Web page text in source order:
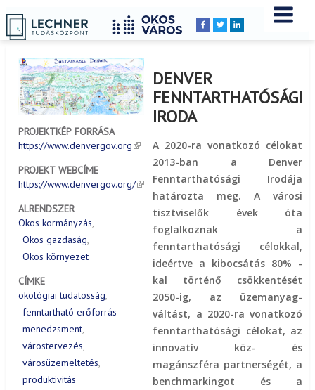
Breadcrumbs
YOU
ARE
HERE:
Címlap Peldatar
PROJEKTKÉP FORRÁSA
https://www.denvergov.org
PROJEKT WEBCÍME
https://www.denvergov.org/
ALRENDSZER
Okos kormányzás
Okos gazdaság
Okos környezet
CÍMKE
ökológiai tudatosság
fenntartható erőforrás-
menedzsment
várostervezés
városüzemeltetés
produktivitás
DENVER
FENNTARTHATÓSÁGI
IRODA
A 2020-ra vonatkozó célokat
2013-ban a Denver
Fenntarthatósági Irodája
határozta meg. A városi
tisztviselők évek óta
foglalkoznak a
fenntarthatósági célokkal,
ideértve a kibocsátás 80% -
kal történő csökkentését
2050-ig, az üzemanyag-
váltást, a 2020-ra vonatkozó
fenntarthatósági célokat, az
innovatív köz- és
magánszféra partnerségét, a
benchmarkingot és a